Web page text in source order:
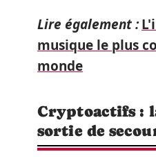
Lire également :
musique le plus
monde
Cryptoactifs :
sortie de